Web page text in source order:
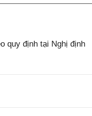
quy định tại Nghị định